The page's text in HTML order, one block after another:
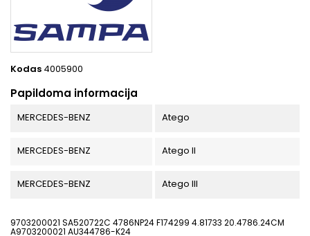
Kodas 4005900
Papildoma informacija
MERCEDES-BENZ Atego
MERCEDES-BENZ Atego II
MERCEDES-BENZ Atego III
9703200021 SA520722C 4786NP24 F174299 4.81733 20.4786.24CM
A9703200021 AU344786-K24